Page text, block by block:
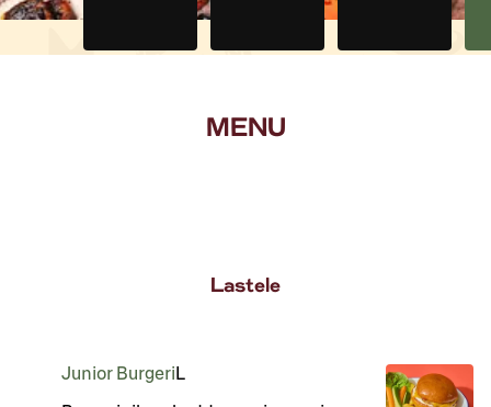
MENU
Lastele
Junior Burgeri L